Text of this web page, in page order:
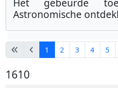
Astronomische
1 2 3 4 5
1610